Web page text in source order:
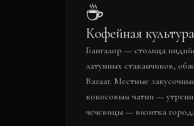
☕
Кофейная
Бангалор — столица
латунных стаканчиков,
Bazaar. Местные
кокосовым чатни —
чечевицы — визитка